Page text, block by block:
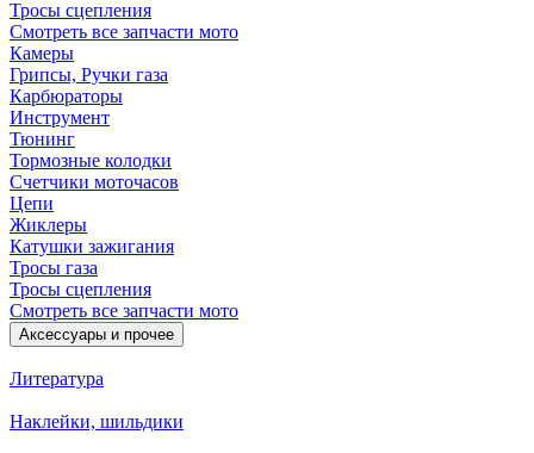
Тросы сцепления
Смотреть все запчасти мото
Камеры
Грипсы, Ручки газа
Карбюраторы
Инструмент
Тюнинг
Тормозные колодки
Счетчики моточасов
Цепи
Жиклеры
Катушки зажигания
Тросы газа
Тросы сцепления
Смотреть все запчасти мото
Аксессуары и прочее
Литература
Наклейки, шильдики